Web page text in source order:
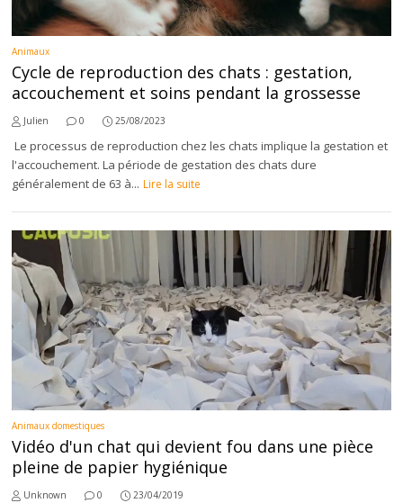
Animaux
Cycle de reproduction des chats : gestation,
accouchement et soins pendant la grossesse
Julien 0 25/08/2023
Le processus de reproduction chez les chats implique la gestation et
l'accouchement. La période de gestation des chats dure
généralement de 63 à... Lire la suite
Animaux domestiques
Vidéo d'un chat qui devient fou dans une pièce
pleine de papier hygiénique
Unknown 0 23/04/2019